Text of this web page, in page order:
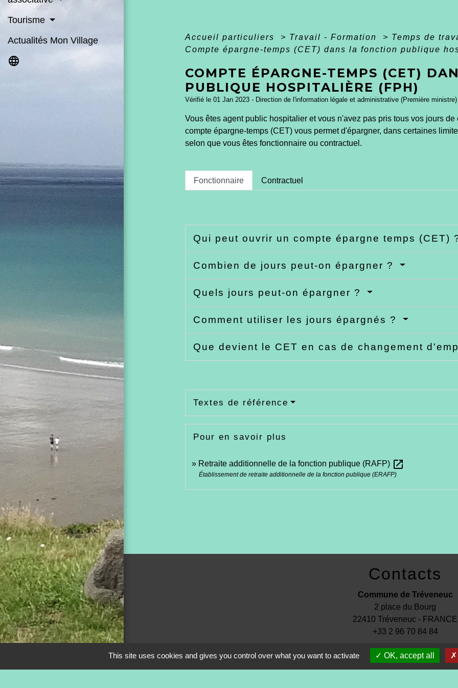
Tourisme
Actualités Mon Village
language
Accueil particuliers > Travail - Formation > Temps de
Compte épargne-temps (CET) dans la fonction publique
COMPTE ÉPARGNE-TEMPS (CET)
PUBLIQUE HOSPITALIÈRE (FPH)
Vérifié le 01 Jan 2023 - Direction de l'information légale et administrative (Première ministre)
Vous êtes agent public hospitalier et vous n'avez pas pris tous vos jours
compte épargne-temps (CET) vous permet d'épargner, dans certaines
selon que vous êtes fonctionnaire ou contractuel.
Fonctionnaire Contractuel
Qui peut ouvrir un compte épargne temps (CET)
Combien de jours peut-on épargner ?
Quels jours peut-on épargner ?
Comment utiliser les jours épargnés ?
Que devient le CET en cas de changement
Textes de référence
Pour en savoir plus
Retraite additionnelle de la fonction publique (RAFP) open_in_new
Établissement de retraite additionnelle de la fonction publique (ERAFP)
Contacts
Commune de Tréveneuc
2 place du Bourg
22410 Tréveneuc - FRANCE
+33 2 96 70 84 84
This site uses cookies and gives you control over what you want to activate OK, accept all